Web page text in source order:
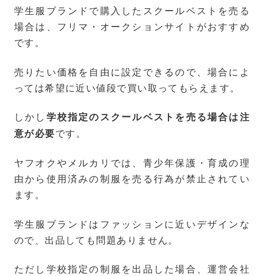
学生服ブランドで購入したスクールベストを売る
場合は、フリマ・オークションサイトがおすすめ
です。
売りたい価格を自由に設定できるので、場合によ
っては希望に近い値段で買い取ってもらえます。
しかし 学校指定のスクールベストを売る場合は注
意が必要です。
ヤフオクやメルカリでは、青少年保護・育成の理
由から使用済みの制服を売る行為が禁止されてい
ます。
学生服ブランドはファッションに近いデザインな
ので、出品しても問題ありません。
ただし学校指定の制服を出品した場合、運営会社